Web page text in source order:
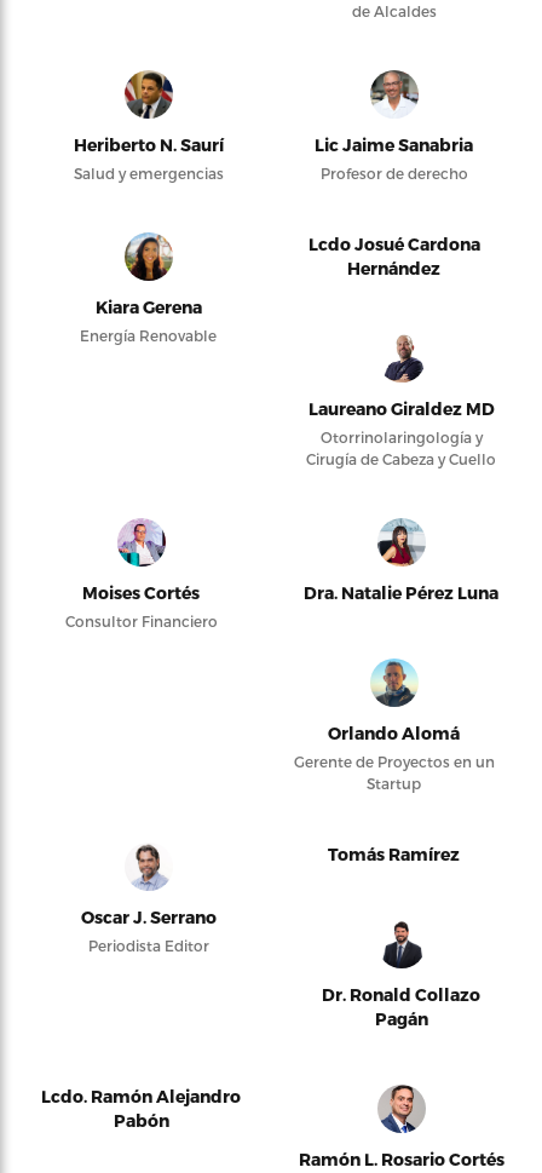
de Alcaldes
Heriberto N. Saurí
Salud y emergencias
Lic Jaime Sanabria
Profesor de derecho
Kiara Gerena
Energía Renovable
Lcdo Josué Cardona
Hernández
Laureano Giraldez MD
Otorrinolaringología y
Cirugía de Cabeza y Cuello
Moises Cortés
Consultor Financiero
Dra. Natalie Pérez Luna
Orlando Alomá
Gerente de Proyectos en un
Startup
Oscar J. Serrano
Periodista Editor
Tomás Ramírez
Dr. Ronald Collazo
Pagán
Lcdo. Ramón Alejandro
Pabón
Ramón L. Rosario Cortés